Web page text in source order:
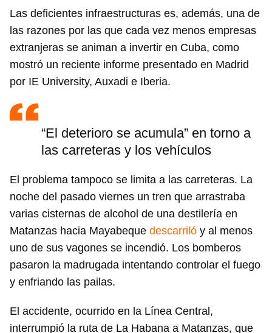
Las deficientes infraestructuras es, además, una de
las razones por las que cada vez menos empresas
extranjeras se animan a invertir en Cuba, como
mostró un reciente informe presentado en Madrid
por IE University, Auxadi e Iberia.
“El deterioro se acumula” en torno a
las carreteras y los vehículos
El problema tampoco se limita a las carreteras. La
noche del pasado viernes un tren que arrastraba
varias cisternas de alcohol de una destilería en
Matanzas hacia Mayabeque descarriló y al menos
uno de sus vagones se incendió. Los bomberos
pasaron la madrugada intentando controlar el fuego
y enfriando las pailas.
El accidente, ocurrido en la Línea Central,
interrumpió la ruta de La Habana a Matanzas, que